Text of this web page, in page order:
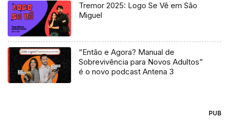
Tremor 2025: Logo Se Vê em São
Miguel
“Então e Agora? Manual de
Sobrevivência para Novos Adultos”
é o novo podcast Antena 3
PUB